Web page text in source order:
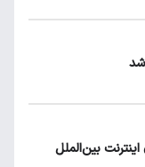
کد ملی صفر تا ۲